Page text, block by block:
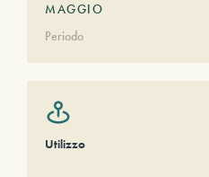
MAGGIO
Periodo
Utilizzo